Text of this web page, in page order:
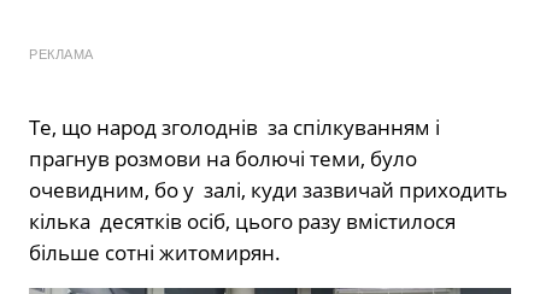
РЕКЛАМА
Те, що народ зголоднів за спілкуванням і
прагнув розмови на болючі теми, було
очевидним, бо у залі, куди зазвичай приходить
кілька десятків осіб, цього разу вмістилося
більше сотні житомирян.